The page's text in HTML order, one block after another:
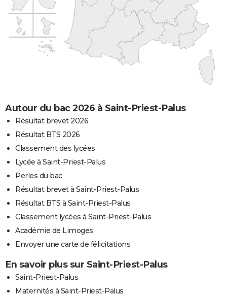
Autour du bac 2026 à Saint-Priest-Palus
Résultat brevet 2026
Résultat BTS 2026
Classement des lycées
Lycée à Saint-Priest-Palus
Perles du bac
Résultat brevet à Saint-Priest-Palus
Résultat BTS à Saint-Priest-Palus
Classement lycées à Saint-Priest-Palus
Académie de Limoges
Envoyer une carte de félicitations
En savoir plus sur Saint-Priest-Palus
Saint-Priest-Palus
Maternités à Saint-Priest-Palus